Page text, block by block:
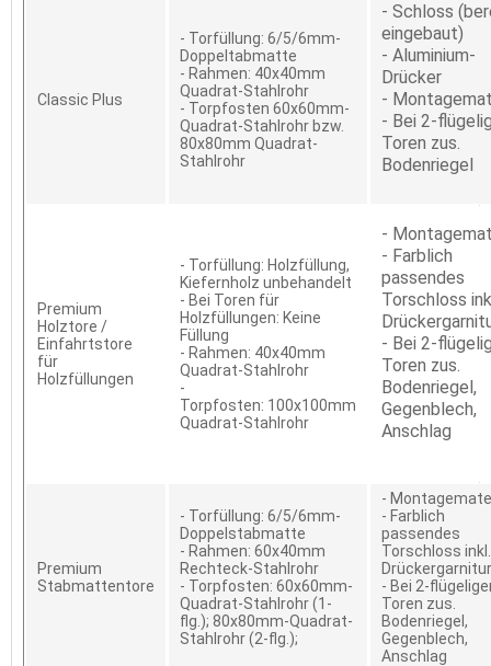
Classic Plus
- Torfüllung: 6/5/6mm-
Doppeltabmatte
- Rahmen: 40x40mm
Quadrat-Stahlrohr
- Torpfosten 60x60mm-
Quadrat-Stahlrohr bzw.
80x80mm Quadrat-
Stahlrohr
- Schloss
eingebaut)
- Aluminium-
Drücker
-
- Bei 2-
Toren zus.
Bodenriegel
Premium
Holztore /
Einfahrtstore
für
Holzfüllungen
- Torfüllung: Holzfüllung,
Kiefernholz unbehandelt
- Bei Toren für
Holzfüllungen: Keine
Füllung
- Rahmen: 40x40mm
Quadrat-Stahlrohr
-
Torpfosten: 100x100mm
Quadrat-Stahlrohr
-
- Farblich
passendes
Torschloss
- Bei 2-
Toren zus.
Bodenriegel,
Gegenblech,
Anschlag
Premium
Stabmattentore
- Torfüllung: 6/5/6mm-
Doppelstabmatte
- Rahmen: 60x40mm
Rechteck-Stahlrohr
- Torpfosten: 60x60mm-
Quadrat-Stahlrohr (1-
flg.); 80x80mm-Quadrat-
Stahlrohr (2-flg.);
-
- Farblich
passendes
Torschloss inkl.
Drückergarnitur
- Bei 2-
Toren zus.
Bodenriegel,
Gegenblech,
Anschlag